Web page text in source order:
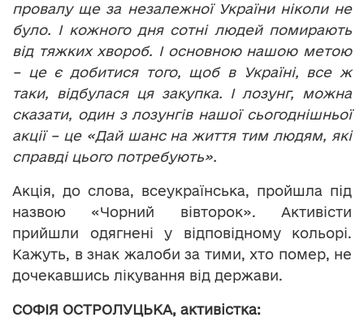
провалу ще за незалежної України ніколи не
було. І кожного дня сотні людей помирають
від тяжких хвороб. І основною нашою метою
– це є добитися того, щоб в Україні, все ж
таки, відбулася ця закупка. І лозунг, можна
сказати, один з лозунгів нашої сьогоднішньої
акції – це «Дай шанс на життя тим людям, які
справді цього потребують».
Акція, до слова, всеукраїнська, пройшла під
назвою «Чорний вівторок». Активісти
прийшли одягнені у відповідному кольорі.
Кажуть, в знак жалоби за тими, хто помер, не
дочекавшись лікування від держави.
СОФІЯ ОСТРОЛУЦЬКА, активістка: